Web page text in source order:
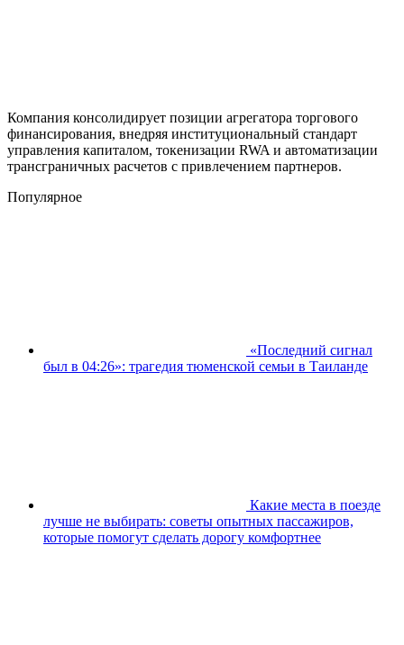
Компания консолидирует позиции агрегатора торгового
финансирования, внедряя институциональный стандарт
управления капиталом, токенизации RWA и автоматизации
трансграничных расчетов с привлечением партнеров.
Популярное
«Последний сигнал
был в 04:26»: трагедия тюменской семьи в Таиланде
Какие места в поезде
лучше не выбирать: советы опытных пассажиров,
которые помогут сделать дорогу комфортнее